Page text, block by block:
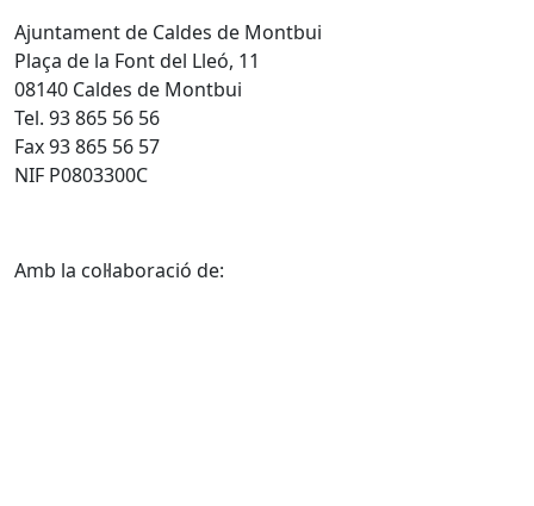
Ajuntament de Caldes de Montbui
Plaça de la Font del Lleó, 11
08140 Caldes de Montbui
Tel. 93 865 56 56
Fax 93 865 56 57
NIF P0803300C
Amb la col·laboració de: